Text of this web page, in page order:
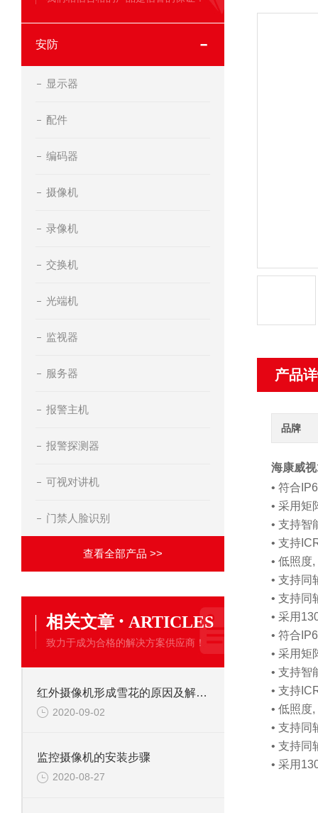
安防
显示器
配件
编码器
摄像机
录像机
交换机
光端机
监视器
服务器
报警主机
报警探测器
可视对讲机
门禁人脸识别
查看全部产品 >>
相关文章 · ARTICLES
致力于成为合格的解决方案供应商！
红外摄像机形成雪花的原因及解决办法
2020-09-02
监控摄像机的安装步骤
2020-08-27
产品
品牌
海康威
• 符合
• 采用矩
• 支持智
• 支持
• 低照度
• 支持同
• 支持同
• 采用
• 符合
• 采用矩
• 支持智
• 支持
• 低照度
• 支持同
• 支持同
• 采用